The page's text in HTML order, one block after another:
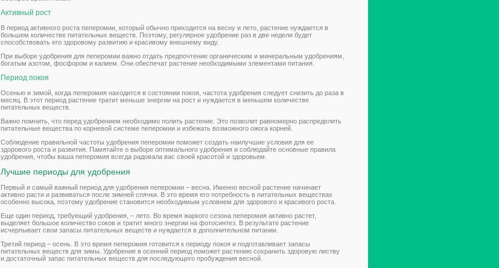
Активный рост
В период активного роста пеперомии, который обычно приходится на весну и лето, растение нуждается в
большем количестве питательных веществ. Поэтому, регулярное удобрение раз в две недели будет
способствовать его здоровому развитию и красивому внешнему виду.
При выборе удобрения для пеперомии важно отдать предпочтение органическим и минеральным удобрениям,
богатым азотом, фосфором и калием. Они обеспечат растение необходимыми элементами питания.
Период покоя
Осенью и зимой, когда пеперомия находится в состоянии покоя, частота удобрения следует снизить до раза в
месяц. В этот период растение тратит меньше энергии на рост и нуждается в меньшем количестве
питательных веществ.
Важно помнить, что перед удобрением необходимо полить растение. Это позволит равномерно распределить
питательные вещества по корневой системе пеперомии и избежать возможного ожога корней.
Соблюдение правильной частоты удобрения пеперомии поможет создать наилучшие условия для ее
здорового роста и развития. Памятайте о выборе оптимального удобрения и соблюдайте основные правила
удобрения, чтобы ваша пеперомия всегда радовала вас своей красотой и здоровьем.
Лучшие периоды для удобрения
Первый и самый важный период для удобрения пеперомии – весна. Именно весной растение начинает
активно расти и развиваться после зимней спячки. В это время его потребность в питательных веществах
особенно высока, поэтому удобрение становится необходимым условием для здорового и красивого роста.
Еще один период, требующий удобрения, – лето. Во время жаркого сезона пеперомия активно растет,
выделяет большое количество соков и тратит много энергии на фотосинтез. В результате растение
исчерпывает свои запасы питательных веществ и нуждается в дополнительном питании.
Третий период – осень. В это время пеперомия готовится к периоду покоя и подготавливает запасы
питательных веществ для зимы. Удобрение в осенний период поможет растению сохранить здоровую листву
и достаточный запас питательных веществ для последующего пробуждения весной.